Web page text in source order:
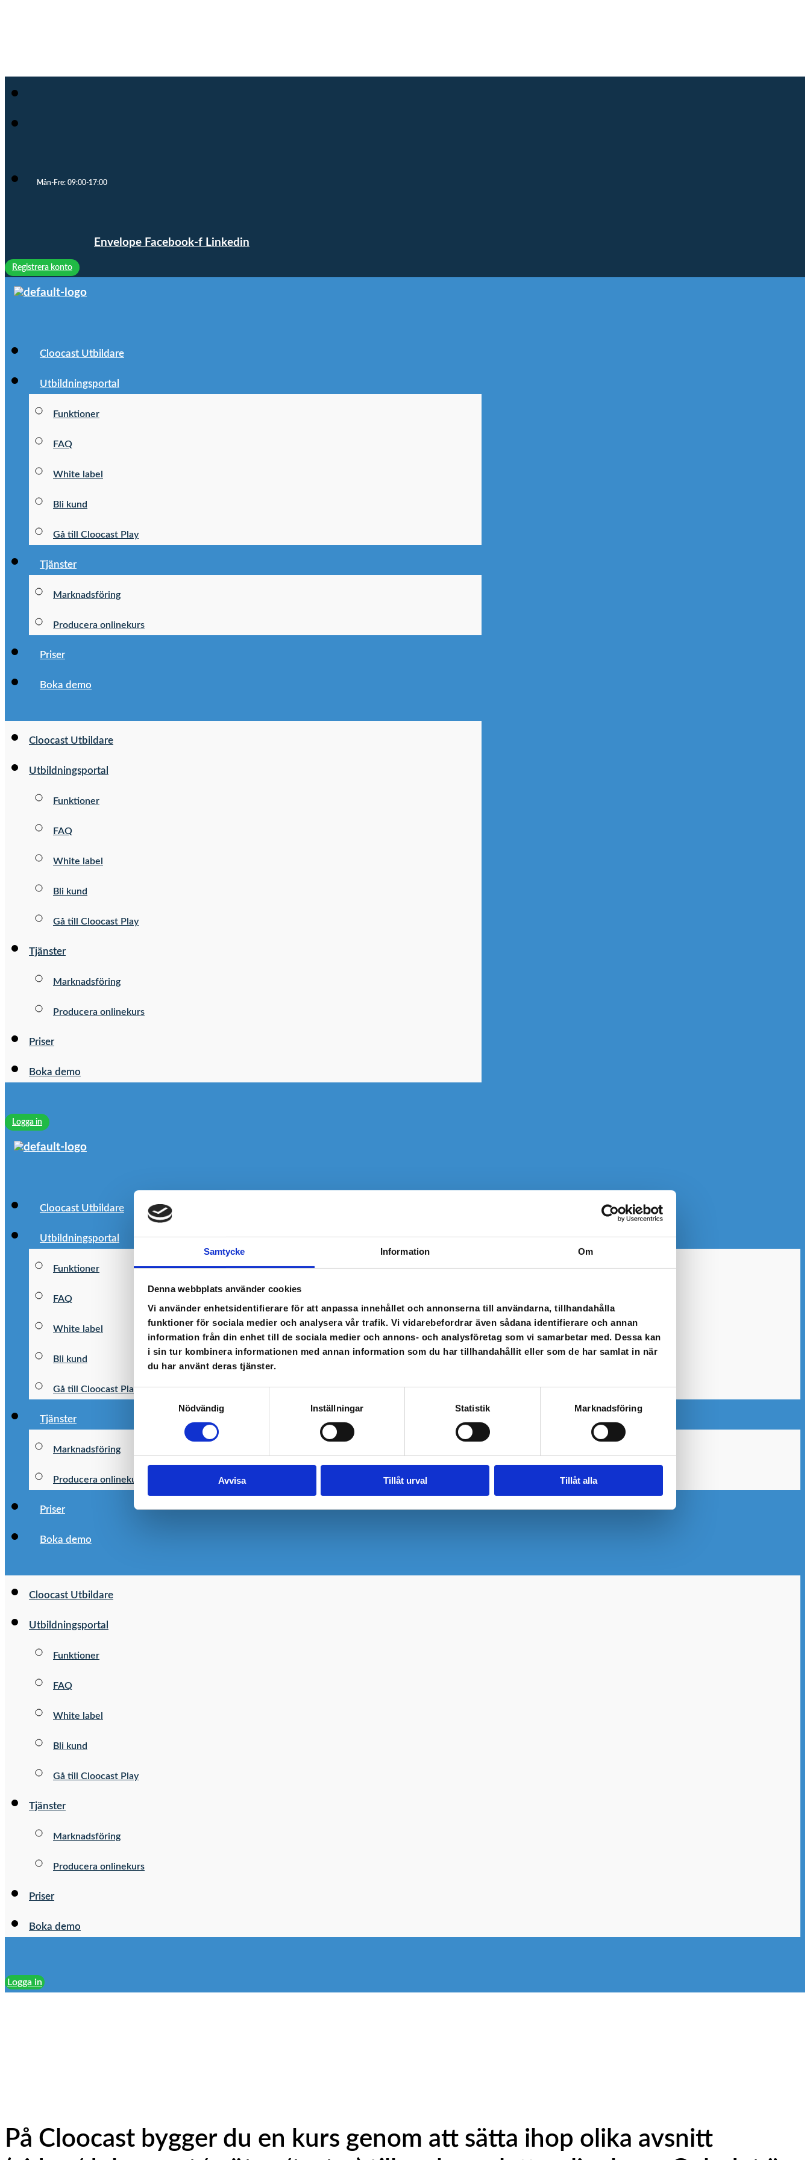
Samtycke Information Om
Denna webbplats använder cookies
Vi använder enhetsidentifierare för att anpassa innehållet och annonserna till användarna, tillhandahålla
funktioner för sociala medier och analysera vår trafik. Vi vidarebefordrar även sådana identifierare och annan
information från din enhet till de sociala medier och annons- och analysföretag som vi samarbetar med. Dessa kan
i sin tur kombinera informationen med annan information som du har tillhandahållit eller som de har samlat in när
du har använt deras tjänster.
Samtyckesval
Nödvändig
Inställningar Statistik Marknadsföring
Avvisa Tillåt urval Tillåt alla
Mån-Fre: 09:00-17:00
Envelope Facebook-f Linkedin
Registrera konto
Cloocast Utbildare
Utbildningsportal
Funktioner
FAQ
White label
Bli kund
Gå till Cloocast Play
Tjänster
Marknadsföring
Producera onlinekurs
Priser
Boka demo
Cloocast Utbildare
Utbildningsportal
Funktioner
FAQ
White label
Bli kund
Gå till Cloocast Play
Tjänster
Marknadsföring
Producera onlinekurs
Priser
Boka demo
Logga in
Cloocast Utbildare
Utbildningsportal
Funktioner
FAQ
White label
Bli kund
Gå till Cloocast Play
Tjänster
Marknadsföring
Producera onlinekurs
Priser
Boka demo
Cloocast Utbildare
Utbildningsportal
Funktioner
FAQ
White label
Bli kund
Gå till Cloocast Play
Tjänster
Marknadsföring
Producera onlinekurs
Priser
Boka demo
Logga in
På Cloocast bygger du en kurs genom att sätta ihop olika avsnitt